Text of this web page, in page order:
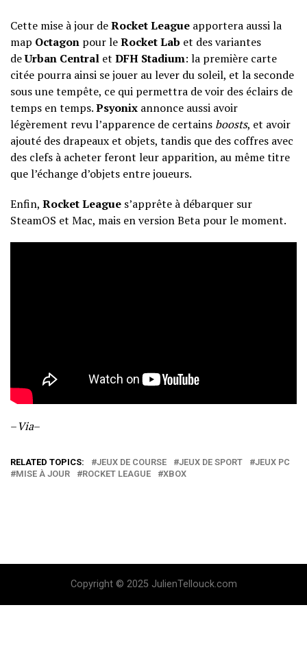
Cette mise à jour deRocket League apportera aussi la
map Octagon pour leRocket Lab et des variantes
deUrban Central et DFH Stadium: la première carte
citée pourra ainsi se jouer au lever du soleil, et la seconde
sous une tempête, ce qui permettra de voir des éclairs de
temps en temps.Psyonix annonce aussi avoir
légèrement revu l’apparence de certains boosts, et avoir
ajouté des drapeaux et objets, tandis que des coffres avec
des clefs à acheter feront leur apparition, au même titre
que l’échange d’objets entre joueurs.
Enfin, Rocket League s’apprête à débarquer sur
SteamOS et Mac, mais en version Beta pour le moment.
–Via–
RELATED TOPICS: JEUX DE COURSE JEUX DE SPORT
JEUX PC
MISE À JOUR
ROCKET LEAGUE XBOX
Copyright © 2025 JulienTellouck.com